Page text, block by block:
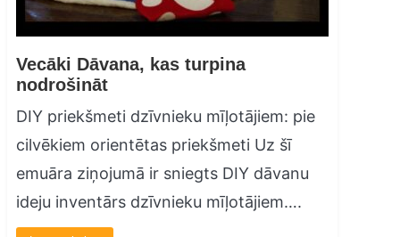
Vecāki Dāvana, kas turpina
nodrošināt
DIY priekšmeti dzīvnieku mīļotājiem: pie
cilvēkiem orientētas priekšmeti Uz šī
emuāra ziņojumā ir sniegts DIY dāvanu
ideju inventārs dzīvnieku mīļotājiem….